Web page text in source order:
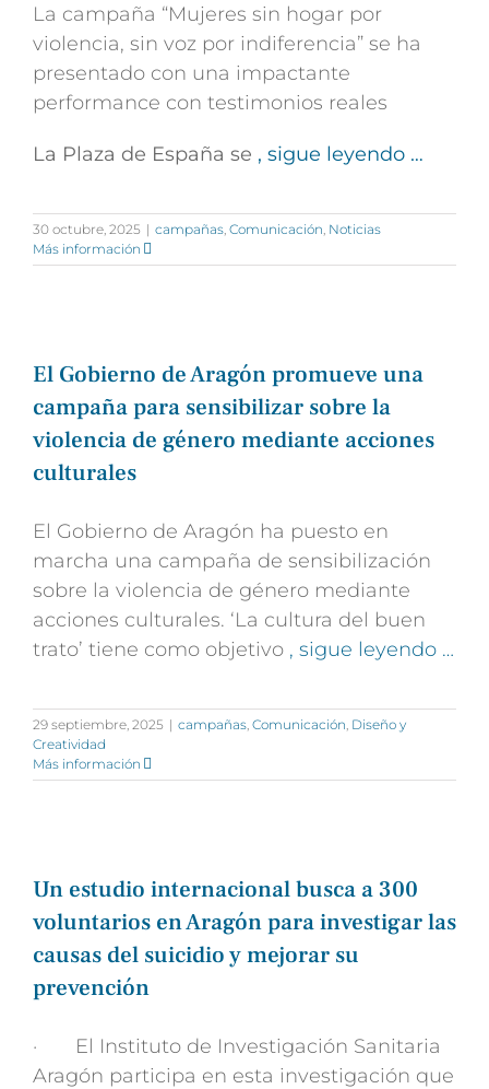
La campaña “Mujeres sin hogar por
violencia, sin voz por indiferencia” se ha
presentado con una impactante
performance con testimonios reales
La Plaza de España se , sigue leyendo …
30 octubre, 2025 | campañas Comunicación Noticias
Más información
El Gobierno de Aragón promueve una
campaña para sensibilizar sobre la
violencia de género mediante acciones
culturales
El Gobierno de Aragón ha puesto en
marcha una campaña de sensibilización
sobre la violencia de género mediante
acciones culturales. ‘La cultura del buen
trato’ tiene como objetivo , sigue leyendo …
29 septiembre, 2025 | campañas Comunicación Diseño y
Creatividad
Más información
Un estudio internacional busca a 300
voluntarios en Aragón para investigar las
causas del suicidio y mejorar su
prevención
· El Instituto de Investigación Sanitaria
Aragón participa en esta investigación que